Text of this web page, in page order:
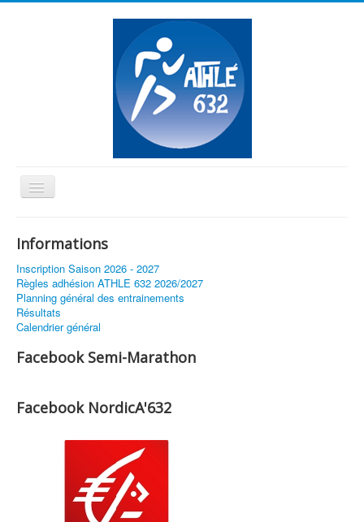
Basculer
la
Vous êtes ici :
Informations
Inscription Saison 2026 - 2027
Règles adhésion ATHLE 632 2026/2027
Planning général des entrainements
Résultats
Calendrier général
Facebook Semi-Marathon
Facebook NordicA'632